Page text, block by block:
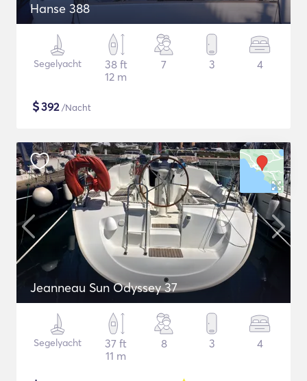
Hanse 388
Segelyacht
38 ft
12 m
7 3 4
$392/Nacht
Jeanneau Sun Odyssey 37
Segelyacht
37 ft
11 m
8 3 4